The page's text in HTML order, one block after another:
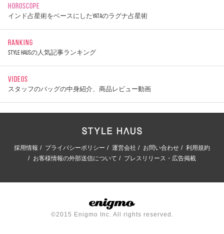
HOROSCOPE
インド占星術をベースにしたYATAのラグナ占星術
RANKING
STYLE HAUSの人気記事ランキング
VIDEOS
スタッフのバッグの中身紹介、商品レビュー動画
採用情報 プライバシーポリシー 運営会社 お問い合わせ
利用規約
お客様情報の外部送信について
プレスリリース・広告掲載
©2015 Enigmo Inc. All rights reserved.